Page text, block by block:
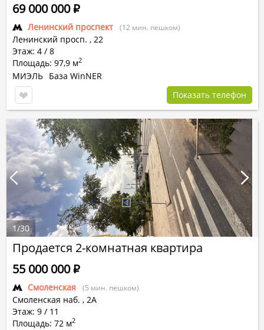
Ленинский проспект (12 мин. пешком)
Ленинский просп. , 22
Этаж: 4 / 8
Площадь: 97,9 м2
69 000 000Р
МИЭЛЬ База WinNER
Показать телефон
Продается 2-комнатная квартира
Смоленская (5 мин. пешком)
Смоленская наб. , 2А
Этаж: 9 / 11
Площадь: 72 м2
55 000 000Р
1/30